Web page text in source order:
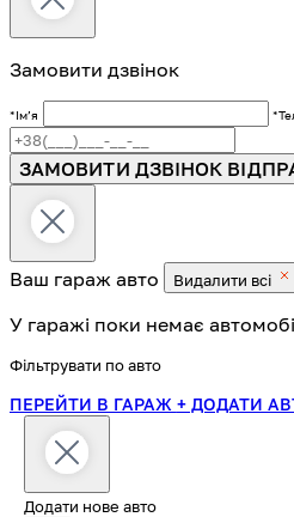
Замовити дзвінок
*Імʼя
ЗАМОВИТИ ДЗВІНОК
Ваш гараж авто Видалити всі
У гаражі поки немає
Фільтрувати по авто
ПЕРЕЙТИ В ГАРАЖ + ДОДАТИ
Додати нове авто